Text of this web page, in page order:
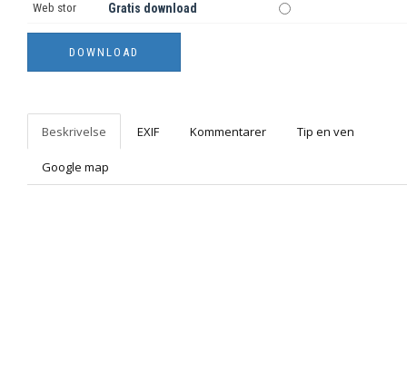
Web stor Gratis download
Beskrivelse EXIF Kommentarer Tip en ven
Google map